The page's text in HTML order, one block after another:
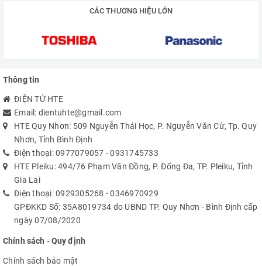
Quick test:
330? resistor:
10mH inductor:
SMD 1mH inductor:
CÁC THƯƠNG HIỆU LỚN
Thông tin
ĐIỆN TỬ HTE
Email: dientuhte@gmail.com
HTE Quy Nhơn: 509 Nguyễn Thái Học, P. Nguyễn Văn Cừ, Tp. Quy
Nhơn, Tỉnh Bình Định
Điện thoại:0977079057 -0931745733
HTE Pleiku: 494/76 Phạm Văn Đồng, P. Đống Đa, TP. Pleiku, Tỉnh
Gia Lai
Điện thoại:0929305268 -0346970929
GPĐKKD Số: 35A8019734 do UBND TP. Quy Nhơn - Bình Định cấp
ngày 07/08/2020
Chính sách - Quy định
Chính sách bảo mật